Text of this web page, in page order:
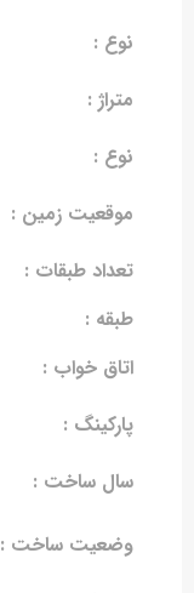
نوع :
متراژ :
نوع :
موقعیت زمین :
تعداد طبقات :
طبقه :
اتاق خواب :
پارکینگ :
سال ساخت :
وضعیت ساخت :